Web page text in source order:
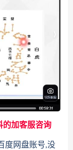
的加客服咨询
度网盘账号,没